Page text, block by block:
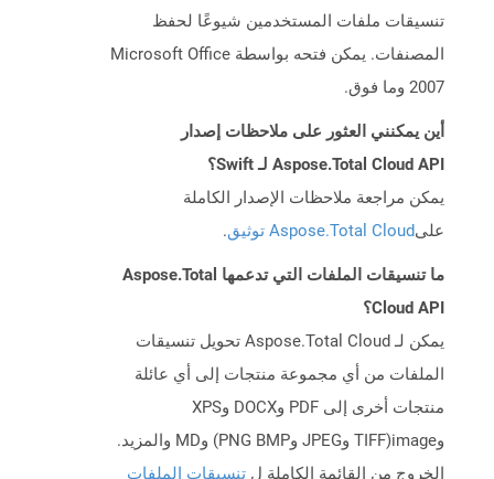
تنسيقات ملفات المستخدمين شيوعًا لحفظ
المصنفات. يمكن فتحه بواسطة Microsoft Office
2007 وما فوق.
أين يمكنني العثور على ملاحظات إصدار
Aspose.Total Cloud API لـ Swift؟
يمكن مراجعة ملاحظات الإصدار الكاملة
علىAspose.Total Cloud توثيق .
ما تنسيقات الملفات التي تدعمها Aspose.Total
Cloud API؟
يمكن لـ Aspose.Total Cloud تحويل تنسيقات
الملفات من أي مجموعة منتجات إلى أي عائلة
منتجات أخرى إلى PDF وDOCX وXPS
وimage(TIFF وJPEG وPNG BMP) وMD والمزيد.
الخروج من القائمة الكاملة ل تنسيقات الملفات